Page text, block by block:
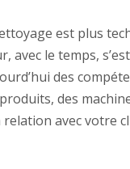
est plus
avec le temps,
des
des
relation avec votre